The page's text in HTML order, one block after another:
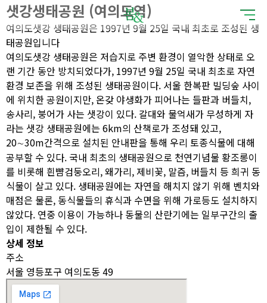
샛강생태공원 (여의도역)
여의도샛강 생태공원은 1997년 9월 25일 국내 최초로 조성된 생
태공원입니다
여의도샛강 생태공원은 저습지로 주변 환경이 열악한 상태로 오
랜 기간 동안 방치되었다가, 1997년 9월 25일 국내 최초로 자연
환경 보존을 위해 조성된 생태공원이다. 서울 한복판 빌딩숲 사이
에 위치한 공원이지만, 온갖 야생화가 피어나는 들판과 버들치,
송사리, 붕어가 사는 샛강이 있다. 갈대와 물억새가 무성하게 자
라는 샛강 생태공원에는 6km의 산책로가 조성돼 있고,
20∼30m간격으로 설치된 안내판을 통해 우리 토종식물에 대해
공부할 수 있다. 국내 최초의 생태공원으로 천연기념물 황조롱이
를 비롯해 흰뺨검둥오리, 왜가리, 제비꽃, 말즘, 버들치 등 희귀 동
식물이 살고 있다. 생태공원에는 자연을 해치지 않기 위해 벤치와
매점은 물론, 동식물들의 휴식과 수면을 위해 가로등도 설치하지
않았다. 연중 이용이 가능하나 동물의 산란기에는 일부구간의 출
입이 제한될 수 있다.
상세 정보
주소
서울 영등포구 여의도동 49